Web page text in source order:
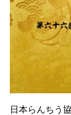
日本らんちう